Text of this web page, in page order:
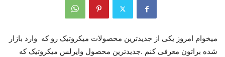
میخوام امروز یکی از جدیدترین محصولات میکروتیک رو که وارد بازار
شده براتون معرفی کنم .جدیدترین محصول وایرلس میکروتیک که